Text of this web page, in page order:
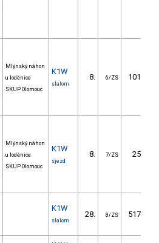
Mlýnský náhon
u loděnice
SKUP Olomouc
K1W
slalom
8. 6/ZS 101.52
Mlýnský náhon
u loděnice
SKUP Olomouc
K1W
sjezd
8. 7/ZS 25.27
K1W
slalom
28. 8/ZS 517.40